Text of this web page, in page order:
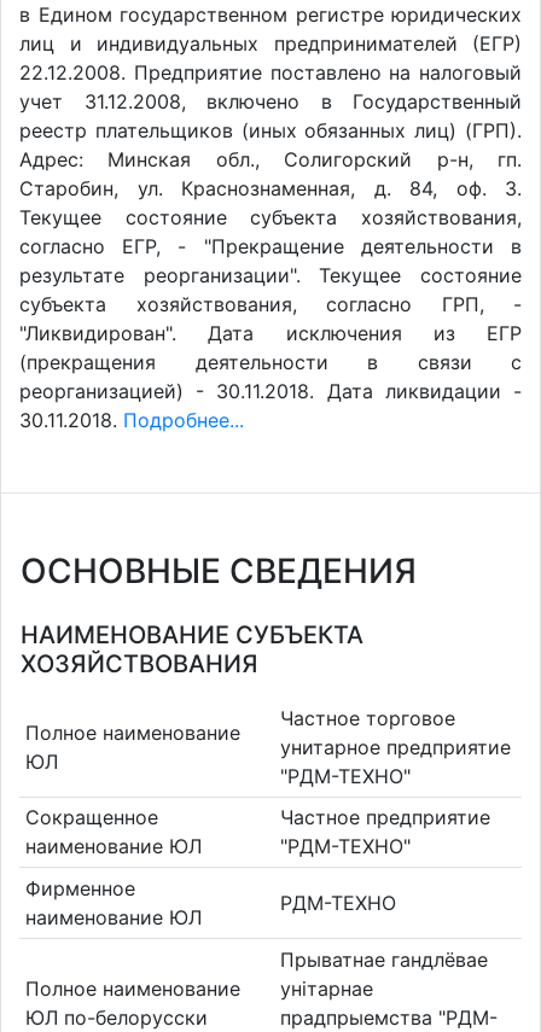
в Едином государственном регистре юридических
лиц и индивидуальных предпринимателей (ЕГР)
22.12.2008. Предприятие поставлено на налоговый
учет 31.12.2008, включено в Государственный
реестр плательщиков (иных обязанных лиц) (ГРП).
Адрес: Минская обл., Солигорский р-н, гп.
Старобин, ул. Краснознаменная, д. 84, оф. 3.
Текущее состояние субъекта хозяйствования,
согласно ЕГР, - "Прекращение деятельности в
результате реорганизации". Текущее состояние
субъекта хозяйствования, согласно ГРП, -
"Ликвидирован". Дата исключения из ЕГР
(прекращения деятельности в связи с
реорганизацией) - 30.11.2018. Дата ликвидации -
30.11.2018. Подробнее...
ОСНОВНЫЕ СВЕДЕНИЯ
НАИМЕНОВАНИЕ СУБЪЕКТА
ХОЗЯЙСТВОВАНИЯ
Полное наименование
ЮЛ
Частное торговое
унитарное предприятие
"РДМ-ТЕХНО"
Сокращенное
наименование ЮЛ
Частное предприятие
"РДМ-ТЕХНО"
Фирменное
наименование ЮЛ
РДМ-ТЕХНО
Полное наименование
ЮЛ по-белорусски
Прыватнае гандлёвае
унітарнае
прадпрыемства "РДМ-